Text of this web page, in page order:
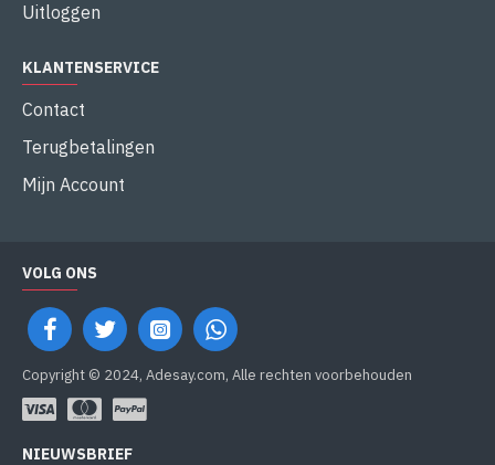
Uitloggen
KLANTENSERVICE
Contact
Terugbetalingen
Mijn Account
VOLG ONS
Copyright © 2024, Adesay.com, Alle rechten voorbehouden
NIEUWSBRIEF